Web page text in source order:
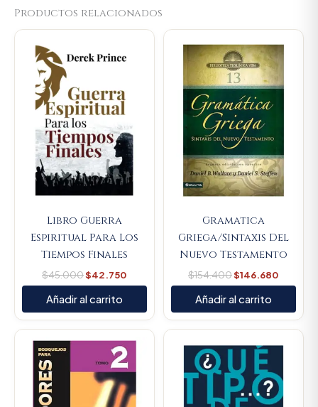
Productos relacionados
Libro Guerra
Espiritual Para Los
Tiempos Finales
$45.000
was:
$42.750
Current
Añadir al carrito
Gramatica
Griega/Sintaxis Del
Nuevo Testamento
$154.400
price
was:
$154.400.
$146.680
Current
price
is:
Añadir al carrito
was:
$89.900.
Current
price
is:
$85.405.
price
$59.800.
Current
price
$56.810.